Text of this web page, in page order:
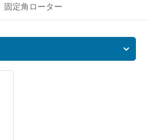
固定角ローター